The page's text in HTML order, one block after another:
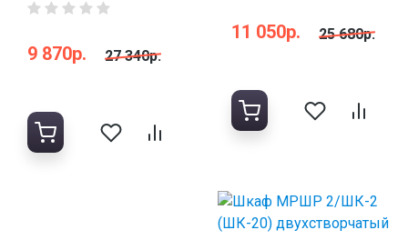
9 870р. 27 340р.
11 050р. 25 680р.